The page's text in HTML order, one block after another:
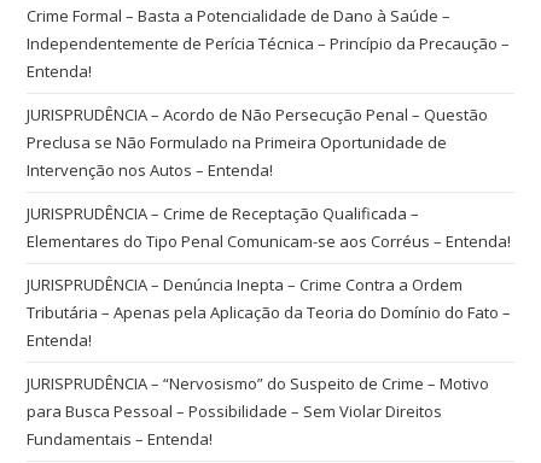
Crime Formal – Basta a Potencialidade de Dano à Saúde –
Independentemente de Perícia Técnica – Princípio da Precaução –
Entenda!
JURISPRUDÊNCIA – Acordo de Não Persecução Penal – Questão
Preclusa se Não Formulado na Primeira Oportunidade de
Intervenção nos Autos – Entenda!
JURISPRUDÊNCIA – Crime de Receptação Qualificada –
Elementares do Tipo Penal Comunicam-se aos Corréus – Entenda!
JURISPRUDÊNCIA – Denúncia Inepta – Crime Contra a Ordem
Tributária – Apenas pela Aplicação da Teoria do Domínio do Fato –
Entenda!
JURISPRUDÊNCIA – “Nervosismo” do Suspeito de Crime – Motivo
para Busca Pessoal – Possibilidade – Sem Violar Direitos
Fundamentais – Entenda!